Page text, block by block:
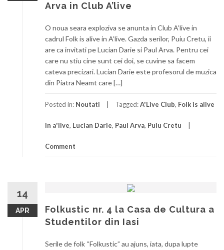
Arva in Club A’live
O noua seara exploziva se anunta in Club A’live in
cadrul Folk is alive in A’live. Gazda serilor, Puiu Cretu, ii
are ca invitati pe Lucian Darie si Paul Arva. Pentru cei
care nu stiu cine sunt cei doi, se cuvine sa facem
cateva precizari. Lucian Darie este profesorul de muzica
din Piatra Neamt care […]
Posted in: Noutati Tagged:A'Live Club, Folk is alive
in a'live, Lucian Darie, Paul Arva, Puiu Cretu
Comment
14
APR
Folkustic nr. 4 la Casa de Cultura a
Studentilor din Iasi
Serile de folk “Folkustic” au ajuns, iata, dupa lupte